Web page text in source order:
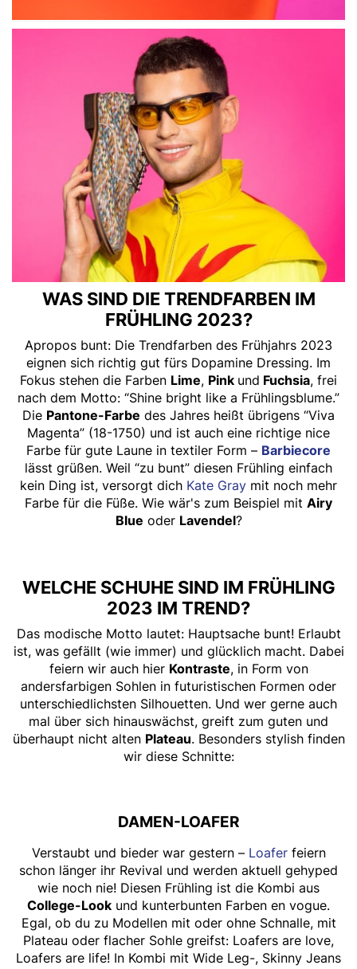
WAS SIND DIE TRENDFARBEN IM
FRÜHLING 2023?
Apropos bunt: Die Trendfarben des Frühjahrs 2023
eignen sich richtig gut fürs Dopamine Dressing. Im
Fokus stehen die Farben Lime, Pink und Fuchsia, frei
nach dem Motto: “Shine bright like a Frühlingsblume.”
Die Pantone-Farbe des Jahres heißt übrigens “Viva
Magenta” (18-1750) und ist auch eine richtige nice
Farbe für gute Laune in textiler Form – Barbiecore
lässt grüßen. Weil “zu bunt” diesen Frühling einfach
kein Ding ist, versorgt dich Kate Gray mit noch mehr
Farbe für die Füße. Wie wär's zum Beispiel mit Airy
Blue oder Lavendel?
WELCHE SCHUHE SIND IM FRÜHLING
2023 IM TREND?
Das modische Motto lautet: Hauptsache bunt! Erlaubt
ist, was gefällt (wie immer) und glücklich macht. Dabei
feiern wir auch hier Kontraste, in Form von
andersfarbigen Sohlen in futuristischen Formen oder
unterschiedlichsten Silhouetten. Und wer gerne auch
mal über sich hinauswächst, greift zum guten und
überhaupt nicht alten Plateau. Besonders stylish finden
wir diese Schnitte:
DAMEN-LOAFER
Verstaubt und bieder war gestern – Loaferfeiern
schon länger ihr Revival und werden aktuell gehyped
wie noch nie! Diesen Frühling ist die Kombi aus
College-Look und kunterbunten Farben en vogue.
Egal, ob du zu Modellen mit oder ohne Schnalle, mit
Plateau oder flacher Sohle greifst: Loafers are love,
Loafers are life! In Kombi mit Wide Leg-, Skinny Jeans